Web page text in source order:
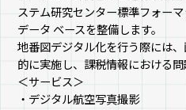
ステム研究センター標準フォー
データ ベースを整備します。
地番図デジタル化を行う際には
的に実施し、課税情報における問
＜サービス＞
・デジタル航空写真撮影